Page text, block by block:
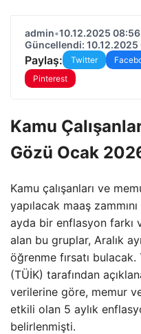
admin•10.12.2025 08:56
Güncellendi:
Paylaş: Twitter
Pinterest
Kamu
Gözü Ocak
Kamu çalışanları ve
yapılacak maaş
ayda bir enflasyon farkı
alan bu gruplar, Aralık
öğrenme fırsatı
(TÜİK) tarafından
verilerine göre, memur
etkili olan 5 aylık
belirlenmişti.